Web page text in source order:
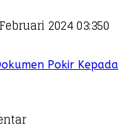
2024 03:350
Pokir Kepada